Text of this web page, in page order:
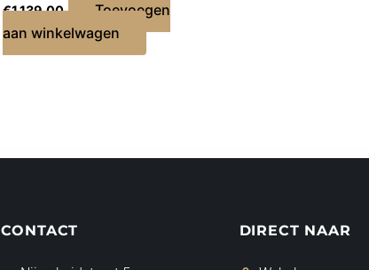
€1.139,00
Toevoegen
aan winkelwagen
CONTACT DIRECT NAAR